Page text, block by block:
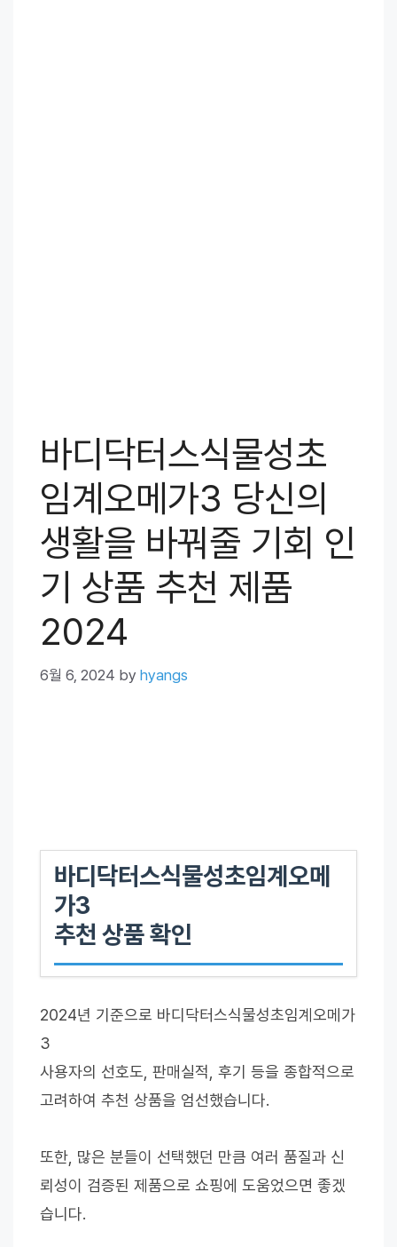
바디닥터스식물성초
임계오메가3 당신의
생활을 바꿔줄 기회 인
기 상품 추천 제품
2024
6월 6, 2024 by hyangs
바디닥터스식물성초임계오메
가3
추천 상품 확인
2024년 기준으로 바디닥터스식물성초임계오메가
3
사용자의 선호도, 판매실적, 후기 등을 종합적으로
고려하여 추천 상품을 엄선했습니다.
또한, 많은 분들이 선택했던 만큼 여러 품질과 신
뢰성이 검증된 제품으로 쇼핑에 도움었으면 좋겠
습니다.